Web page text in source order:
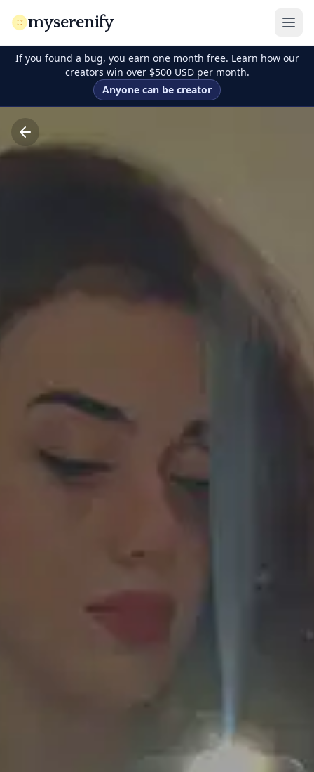
myserenify
If you found a bug, you earn one month free. Learn how our
creators win over $500 USD per month.
Anyone can be creator